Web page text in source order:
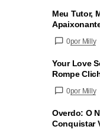
Meu Tutor,
0por Milly
Your Love
Rompe
0por Milly
Overdo: O
Conquistar